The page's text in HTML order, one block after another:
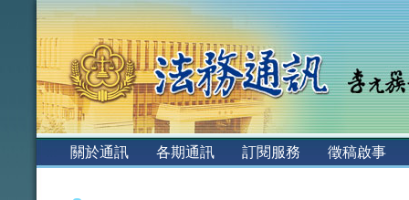
關於通訊 各期通訊 訂閱服務
徵稿啟事